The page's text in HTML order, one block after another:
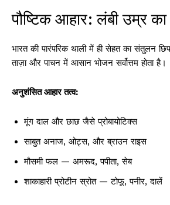
पौष्टिक आहार: लंबी उम्र का
भारत की पारंपरिक थाली में ही सेहत का संतुलन
ताज़ा और पाचन में आसान भोजन सर्वोत्तम होता है।
अनुशंसित आहार तत्व:
मूंग दाल और छाछ जैसे प्रोबायोटिक्स
साबुत अनाज, ओट्स, और ब्राउन राइस
मौसमी फल — अमरूद, पपीता, सेब
शाकाहारी प्रोटीन स्रोत — टोफू, पनीर, दालें